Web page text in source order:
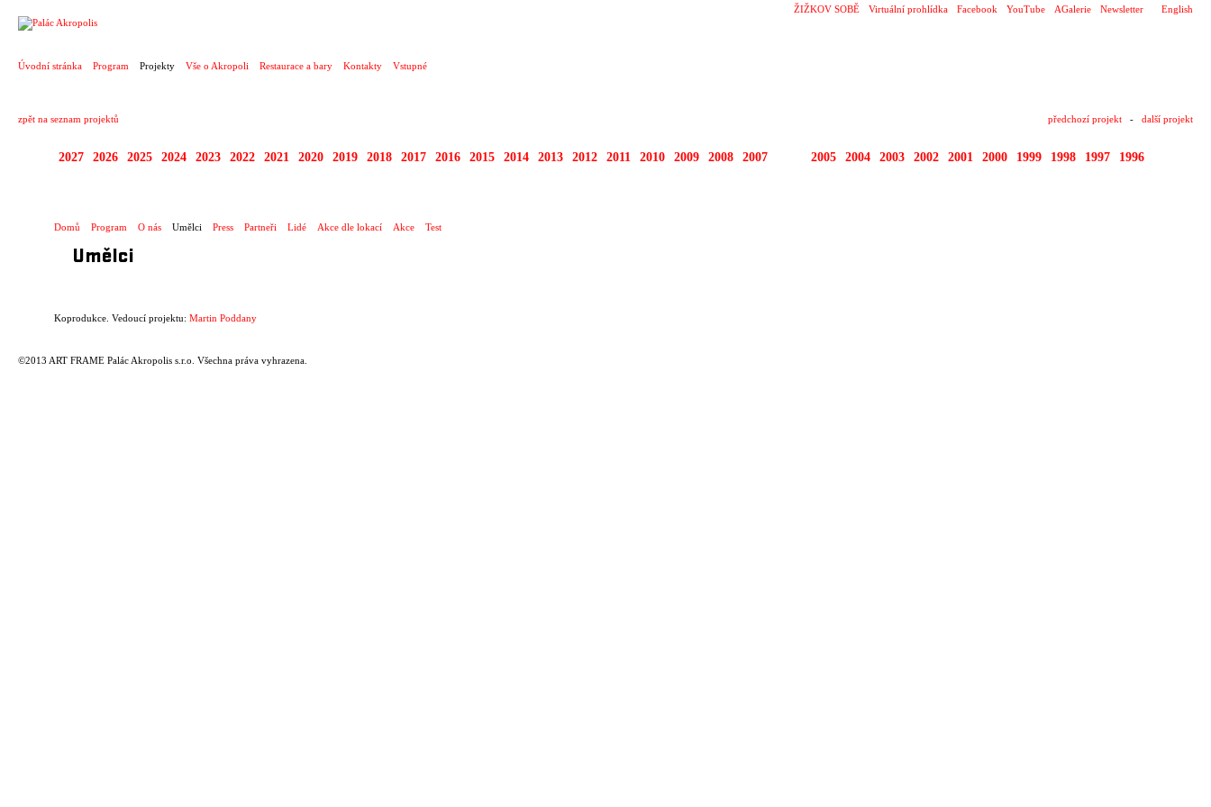
English
ŽIŽKOV SOBĚ Virtuální prohlídka Facebook YouTube AGalerie Newsletter
Úvodní stránka Program Projekty Vše o Akropoli Restaurace a bary Kontakty Vstupné
zpět na seznam projektů předchozí projekt - další projekt
2027 2026 2025 2024 2023 2022 2021 2020 2019 2018 2017 2016 2015 2014 2013 2012 2011 2010 2009 2008 2007 2005 2004 2003 2002 2001 2000 1999 1998 1997 1996
Domů Program O nás Umělci Press Partneři Lidé Akce dle lokací Akce Test
Umělci
Koprodukce. Vedoucí projektu: Martin Poddany
©2013 ART FRAME Palác Akropolis s.r.o. Všechna práva vyhrazena.